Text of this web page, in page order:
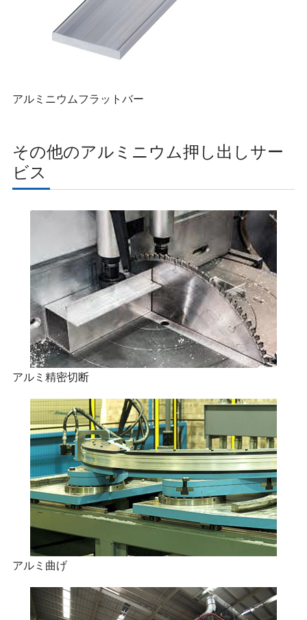
アルミニウムフラットバー
その他のアルミニウム押し出しサー
ビス
アルミ精密切断
アルミ曲げ